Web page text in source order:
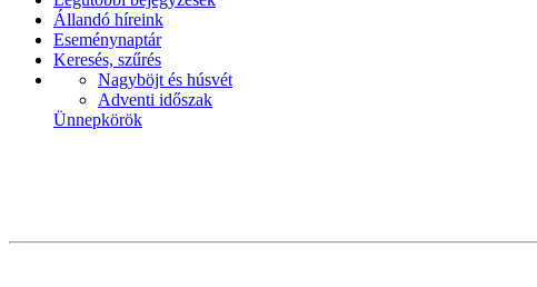
Állandó híreink
Eseménynaptár
Keresés, szűrés
Nagyböjt és húsvét
Adventi időszak
Ünnepkörök